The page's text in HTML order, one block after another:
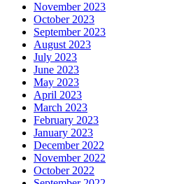
November 2023
October 2023
September 2023
August 2023
July 2023
June 2023
May 2023
April 2023
March 2023
February 2023
January 2023
December 2022
November 2022
October 2022